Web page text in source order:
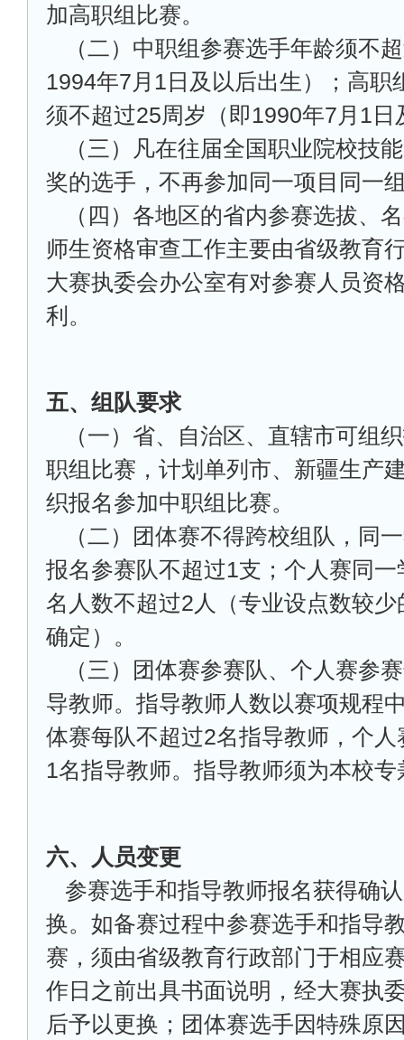
加高职组比赛。
（二）中职组参赛选手年龄须不
1994年7月1日及以后出生）；高职
须不超过25周岁（即1990年7月1日
（三）凡在往届全国职业院校技
奖的选手，不再参加同一项目同一
（四）各地区的省内参赛选拔、
师生资格审查工作主要由省级教育
大赛执委会办公室有对参赛人员资
利。
五、组队要求
（一）省、自治区、直辖市可组
职组比赛，计划单列市、新疆生产
织报名参加中职组比赛。
（二）团体赛不得跨校组队，同
报名参赛队不超过1支；个人赛同
名人数不超过2人（专业设点数较
确定）。
（三）团体赛参赛队、个人赛参
导教师。指导教师人数以赛项规程
体赛每队不超过2名指导教师，个
1名指导教师。指导教师须为本校
六、人员变更
参赛选手和指导教师报名获得确
换。如备赛过程中参赛选手和指导
赛，须由省级教育行政部门于相应
作日之前出具书面说明，经大赛执
后予以更换；团体赛选手因特殊原